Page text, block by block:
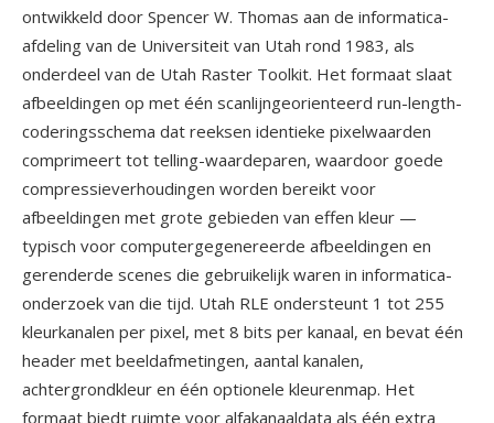
ontwikkeld door Spencer W. Thomas aan de informatica-
afdeling van de Universiteit van Utah rond 1983, als
onderdeel van de Utah Raster Toolkit. Het formaat slaat
afbeeldingen op met één scanlijngeorienteerd run-length-
coderingsschema dat reeksen identieke pixelwaarden
comprimeert tot telling-waardeparen, waardoor goede
compressieverhoudingen worden bereikt voor
afbeeldingen met grote gebieden van effen kleur —
typisch voor computergegenereerde afbeeldingen en
gerenderde scenes die gebruikelijk waren in informatica-
onderzoek van die tijd. Utah RLE ondersteunt 1 tot 255
kleurkanalen per pixel, met 8 bits per kanaal, en bevat één
header met beeldafmetingen, aantal kanalen,
achtergrondkleur en één optionele kleurenmap. Het
formaat biedt ruimte voor alfakanaaldata als één extra